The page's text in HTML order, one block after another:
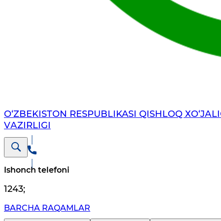
O‘ZBEKISTON RESPUBLIKASI QISHLOQ
VАZIRLIGI
Ishonch telefoni
1243;
BARCHA RAQAMLAR